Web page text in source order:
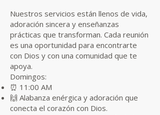
Nuestros servicios están llenos de vida,
adoración sincera y enseñanzas
prácticas que transforman. Cada reunión
es una oportunidad para encontrarte
con Dios y con una comunidad que te
apoya.
Domingos:
⏰ 11:00 AM
🙌 Alabanza enérgica y adoración que
conecta el corazón con Dios.